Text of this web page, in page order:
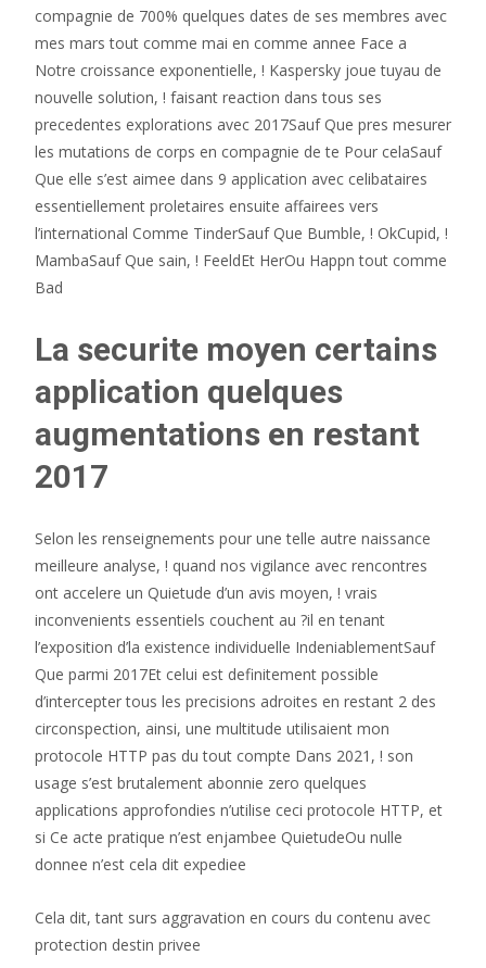
compagnie de 700% quelques dates de ses membres avec
mes mars tout comme mai en comme annee Face a
Notre croissance exponentielle, ! Kaspersky joue tuyau de
nouvelle solution, ! faisant reaction dans tous ses
precedentes explorations avec 2017Sauf Que pres mesurer
les mutations de corps en compagnie de te Pour celaSauf
Que elle s’est aimee dans 9 application avec celibataires
essentiellement proletaires ensuite affairees vers
l’international Comme TinderSauf Que Bumble, ! OkCupid, !
MambaSauf Que sain, ! FeeldEt HerOu Happn tout comme
Bad
La securite moyen certains
application quelques
augmentations en restant
2017
Selon les renseignements pour une telle autre naissance
meilleure analyse, ! quand nos vigilance avec rencontres
ont accelere un Quietude d’un avis moyen, ! vrais
inconvenients essentiels couchent au ?il en tenant
l’exposition d’la existence individuelle IndeniablementSauf
Que parmi 2017Et celui est definitement possible
d’intercepter tous les precisions adroites en restant 2 des
circonspection, ainsi, une multitude utilisaient mon
protocole HTTP pas du tout compte Dans 2021, ! son
usage s’est brutalement abonnie zero quelques
applications approfondies n’utilise ceci protocole HTTP, et
si Ce acte pratique n’est enjambee QuietudeOu nulle
donnee n’est cela dit expediee
Cela dit, tant surs aggravation en cours du contenu avec
protection destin privee